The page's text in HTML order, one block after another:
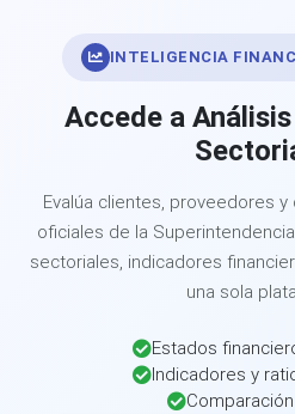
INTELIGENCIA
Accede a
Evalúa clientes, proveedores
oficiales de la
sectoriales, indicadores
una sola
Estados
Indicadores y